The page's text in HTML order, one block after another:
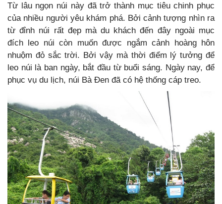
Từ lâu ngọn núi này đã trở thành mục tiêu chinh phục
của nhiều người yêu khám phá. Bởi cảnh tượng nhìn ra
từ đỉnh núi rất đẹp mà du khách đến đây ngoài mục
đích leo núi còn muốn được ngắm cảnh hoàng hôn
nhuộm đỏ sắc trời. Bởi vậy mà thời điểm lý tưởng để
leo núi là ban ngày, bắt đầu từ buổi sáng. Ngày nay, để
phục vụ du lịch, núi Bà Đen đã có hệ thống cáp treo.